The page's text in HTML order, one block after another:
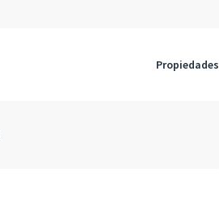
Propiedades